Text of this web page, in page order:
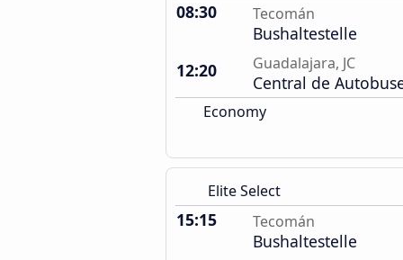
08:30 Tecomán
Bushaltestelle
12:20
Guadalajara, JC
Central de
Economy
Elite Select
15:15 Tecomán
Bushaltestelle